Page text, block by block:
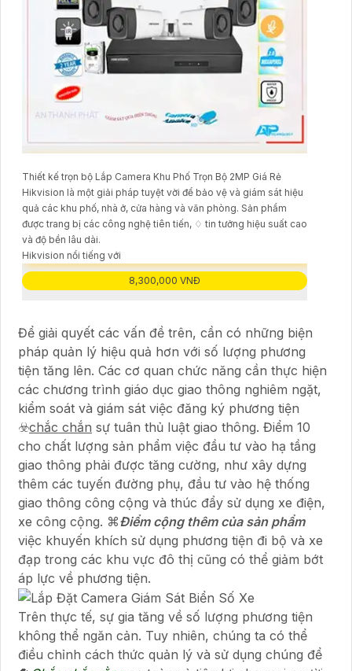
Thiết kế trọn bộ Lắp Camera Khu Phố Trọn Bộ 2MP Giá Rẻ
Hikvision là một giải pháp tuyệt vời để bảo vệ và giám sát hiệu
quả các khu phố, nhà ở, cửa hàng và văn phòng. Sản phẩm
được trang bị các công nghệ tiên tiến, ♢ tin tưởng hiệu suất cao
và độ bền lâu dài.
Hikvision nổi tiếng với
8,300,000 VNĐ
Để giải quyết các vấn đề trên, cần có những biện
pháp quản lý hiệu quả hơn với số lượng phương
tiện tăng lên. Các cơ quan chức năng cần thực hiện
các chương trình giáo dục giao thông nghiêm ngặt,
kiểm soát và giám sát việc đăng ký phương tiện
☣️chắc chắn sự tuân thủ luật giao thông. Điểm 10
cho chất lượng sản phẩm việc đầu tư vào hạ tầng
giao thông phải được tăng cường, như xây dựng
thêm các tuyến đường phụ, đầu tư vào hệ thống
giao thông công cộng và thúc đẩy sử dụng xe điện,
xe công cộng. ⌘Điểm cộng thêm của sản phẩm
việc khuyến khích sử dụng phương tiện đi bộ và xe
đạp trong các khu vực đô thị cũng có thể giảm bớt
áp lực về phương tiện.
Trên thực tế, sự gia tăng về số lượng phương tiện
không thể ngăn cản. Tuy nhiên, chúng ta có thể
điều chỉnh cách thức quản lý và sử dụng chúng để